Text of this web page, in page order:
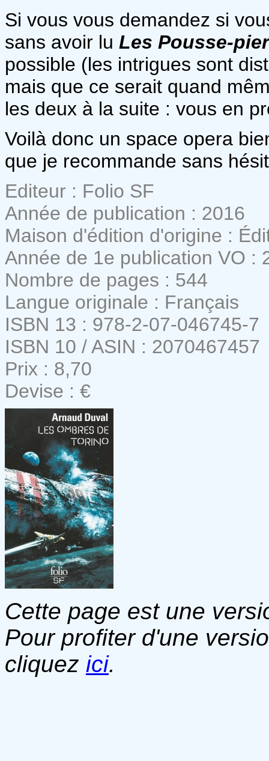
Si vous vous demandez si
sans avoir lu Les Pousse-
possible (les intrigues sont
mais que ce serait quand
les deux à la suite : vous en
Voilà donc un space opera
que je recommande sans
Editeur : Folio SF
Année de publication : 2016
Maison d'édition d'origine :
Année de 1e publication VO :
Nombre de pages : 544
Langue originale : Français
ISBN 13 : 978-2-07-046745-7
ISBN 10 / ASIN : 2070467457
Prix : 8,70
Devise : €
Cette page est une
Pour profiter d'une
cliquez ici.